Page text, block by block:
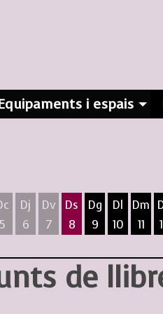
i espais
5
Dj
6
Dv
7
Ds
8
Dg
9
Dl
10
Dm
11
de